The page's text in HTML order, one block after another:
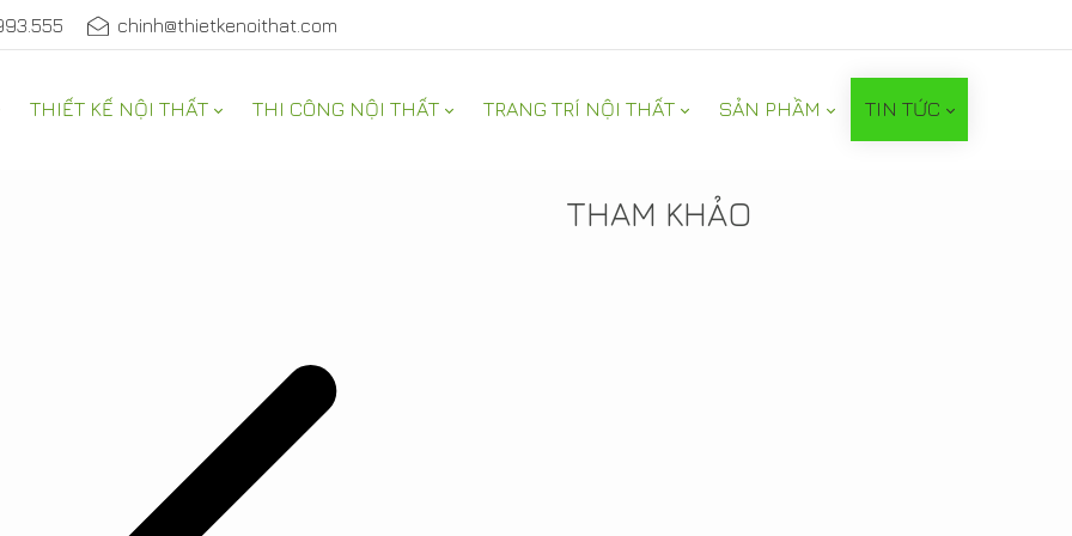
chinh@thietkenoithat.com
THIẾT KẾ NỘI THẤT THI CÔNG NỘI THẤT TRANG TRÍ NỘI THẤT SẢN PHẦM TIN TỨC
TIN NỔI BẬT
THAM KHẢO